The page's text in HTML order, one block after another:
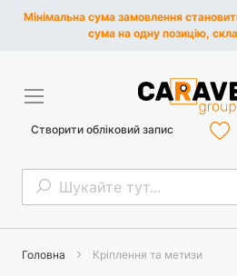
Мінімальна сума замовлення
сума на одну позицію,
Пошук
Створити обліковий запис
Головна Кріплення та метизи